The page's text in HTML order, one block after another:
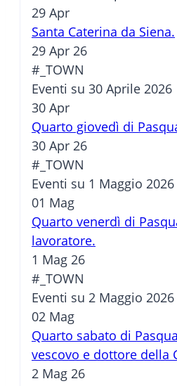
29 Apr
Santa Caterina da Siena.
29 Apr 26
#_TOWN
Eventi su 30 Aprile 2026
30 Apr
Quarto giovedì di
30 Apr 26
#_TOWN
Eventi su 1 Maggio 2026
01 Mag
Quarto venerdì di
lavoratore.
1 Mag 26
#_TOWN
Eventi su 2 Maggio 2026
02 Mag
Quarto sabato di
vescovo e dottore della
2 Mag 26